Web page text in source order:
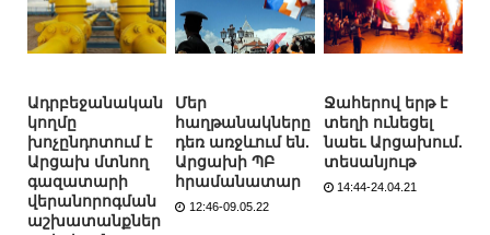
Ադրբեջանական
կողմը
խոչընդոտում է
Արցախ մտնող
գազատարի
վերանորոգման
աշխատանքներ
Մեր
հաղթանակները
դեռ առջևում են.
Արցախի ՊԲ
հրամանատար
12:46-09.05.22
Ջահերով երթ է
տեղի ունեցել
նաեւ Արցախում.
տեսանյութ
14:44-24.04.21